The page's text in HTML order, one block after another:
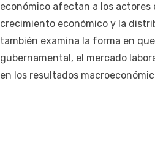
económico afectan a los actores
crecimiento económico y la
también examina la forma en
gubernamental, el mercado
en los resultados